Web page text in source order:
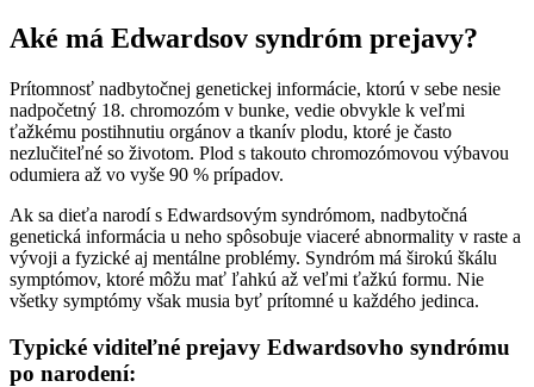
Aké má Edwardsov syndróm prejavy?
Prítomnosť nadbytočnej genetickej informácie, ktorú v sebe nesie
nadpočetný 18. chromozóm v bunke, vedie obvykle k veľmi
ťažkému postihnutiu orgánov a tkanív plodu, ktoré je často
nezlučiteľné so životom. Plod s takouto chromozómovou výbavou
odumiera až vo vyše 90 % prípadov.
Ak sa dieťa narodí s Edwardsovým syndrómom, nadbytočná
genetická informácia u neho spôsobuje viaceré abnormality v raste a
vývoji a fyzické aj mentálne problémy. Syndróm má širokú škálu
symptómov, ktoré môžu mať ľahkú až veľmi ťažkú formu. Nie
všetky symptómy však musia byť prítomné u každého jedinca.
Typické viditeľné prejavy Edwardsovho syndrómu
po narodení: